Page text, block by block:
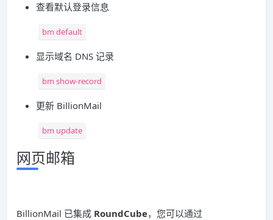
查看默认登录信息
bm default
显示域名 DNS 记录
bm show-record
更新 BillionMail
bm update
网页邮箱
BillionMail 已集成 RoundCube，您可以通过